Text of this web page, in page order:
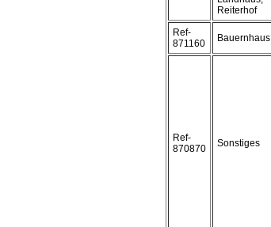
Reiterhof
Ref-
871160
Bauernhaus
Ref-
870870
Sonstiges